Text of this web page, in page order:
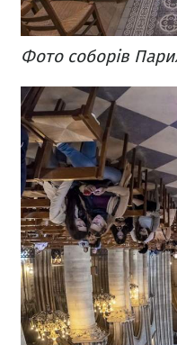
Фото соборів